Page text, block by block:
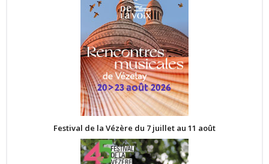
Festival de la Vézère du 7 juillet au 11 août